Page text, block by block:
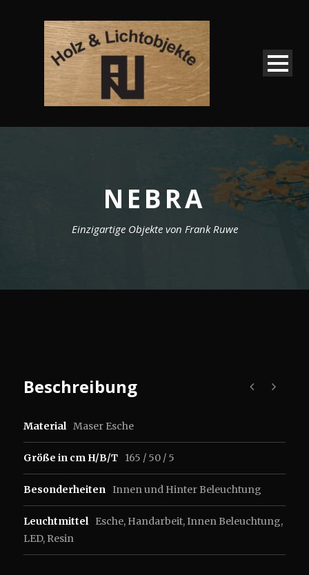
NEBRA
Einzigartige Objekte von Frank Ruwe
Beschreibung
Material Maser Esche
Größe in cm H/B/T 165 / 50 / 5
Besonderheiten Innen und Hinter Beleuchtung
Leuchtmittel Esche, Handarbeit,Innen Beleuchtung,
LED, Resin